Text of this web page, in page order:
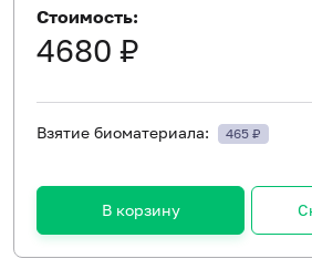
Стоимость:
4680 ₽
Взятие биоматериала: 465 ₽
В корзину